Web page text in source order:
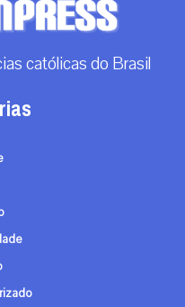
católicas do Brasil